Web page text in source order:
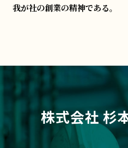
我が社の創業の精神である。
株式会社 杉